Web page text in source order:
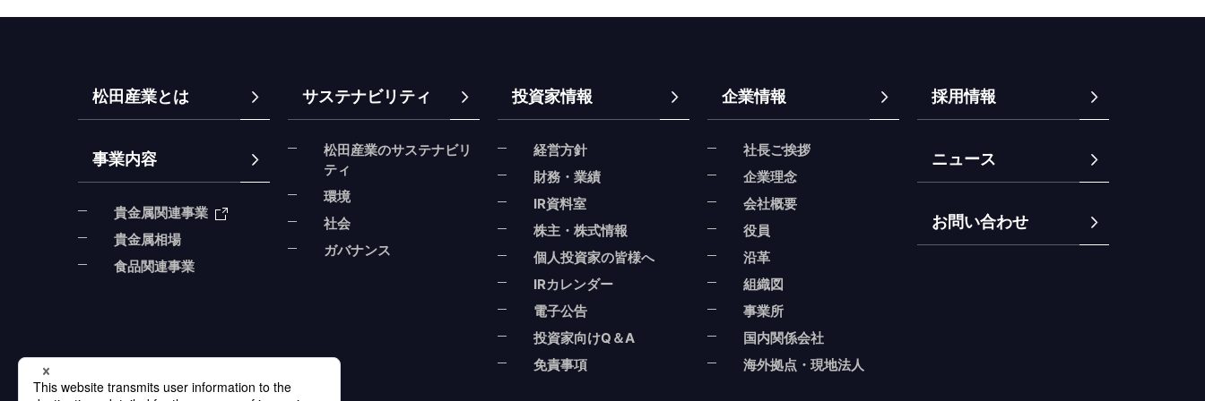
松田産業とは
事業内容
貴金属関連事業
貴金属相場
食品関連事業
サステナビリティ
松田産業のサステナビリ
ティ
環境
社会
ガバナンス
投資家情報
経営方針
財務・業績
IR資料室
株主・株式情報
個人投資家の皆様へ
IRカレンダー
電子公告
投資家向けQ＆A
免責事項
企業情報
社長ご挨拶
企業理念
会社概要
役員
沿革
組織図
事業所
国内関係会社
海外拠点・現地法人
採用情報
ニュース
お問い合わせ